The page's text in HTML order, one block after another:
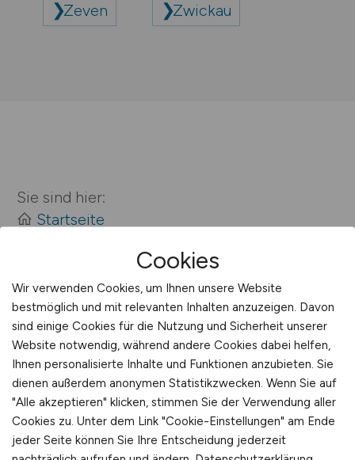
Zeven Zwickau
Sie sind hier:
Startseite
Jobsuche mit Z
HR-MANAGEMENT.JOBS
Cookies
Wir verwenden Cookies, um Ihnen unsere Website
bestmöglich und mit relevanten Inhalten anzuzeigen. Davon
sind einige Cookies für die Nutzung und Sicherheit unserer
Website notwendig, während andere Cookies dabei helfen,
Ihnen personalisierte Inhalte und Funktionen anzubieten. Sie
dienen außerdem anonymen Statistikzwecken. Wenn Sie auf
"Alle akzeptieren" klicken, stimmen Sie der Verwendung aller
Cookies zu. Unter dem Link "Cookie-Einstellungen" am Ende
jeder Seite können Sie Ihre Entscheidung jederzeit